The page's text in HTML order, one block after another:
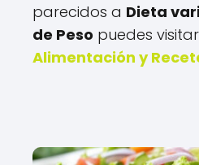
parecidos a Dieta
de Peso puedes
Alimentación y